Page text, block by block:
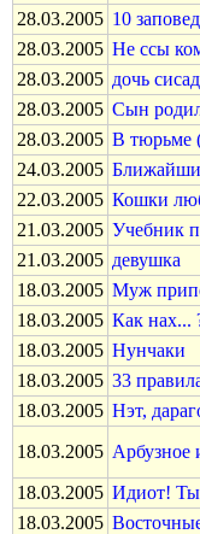
28.03.2005 10
28.03.2005 Не ссы
28.03.2005 дочь
28.03.2005 Сын
28.03.2005 В тюрьме
24.03.2005
22.03.2005 Кошки
21.03.2005 Учебник
21.03.2005 девушка
18.03.2005 Муж
18.03.2005 Как нах...
18.03.2005 Нунчаки
18.03.2005 33
18.03.2005 Нэт,
18.03.2005 Арбузное
18.03.2005 Идиот! Ты
18.03.2005